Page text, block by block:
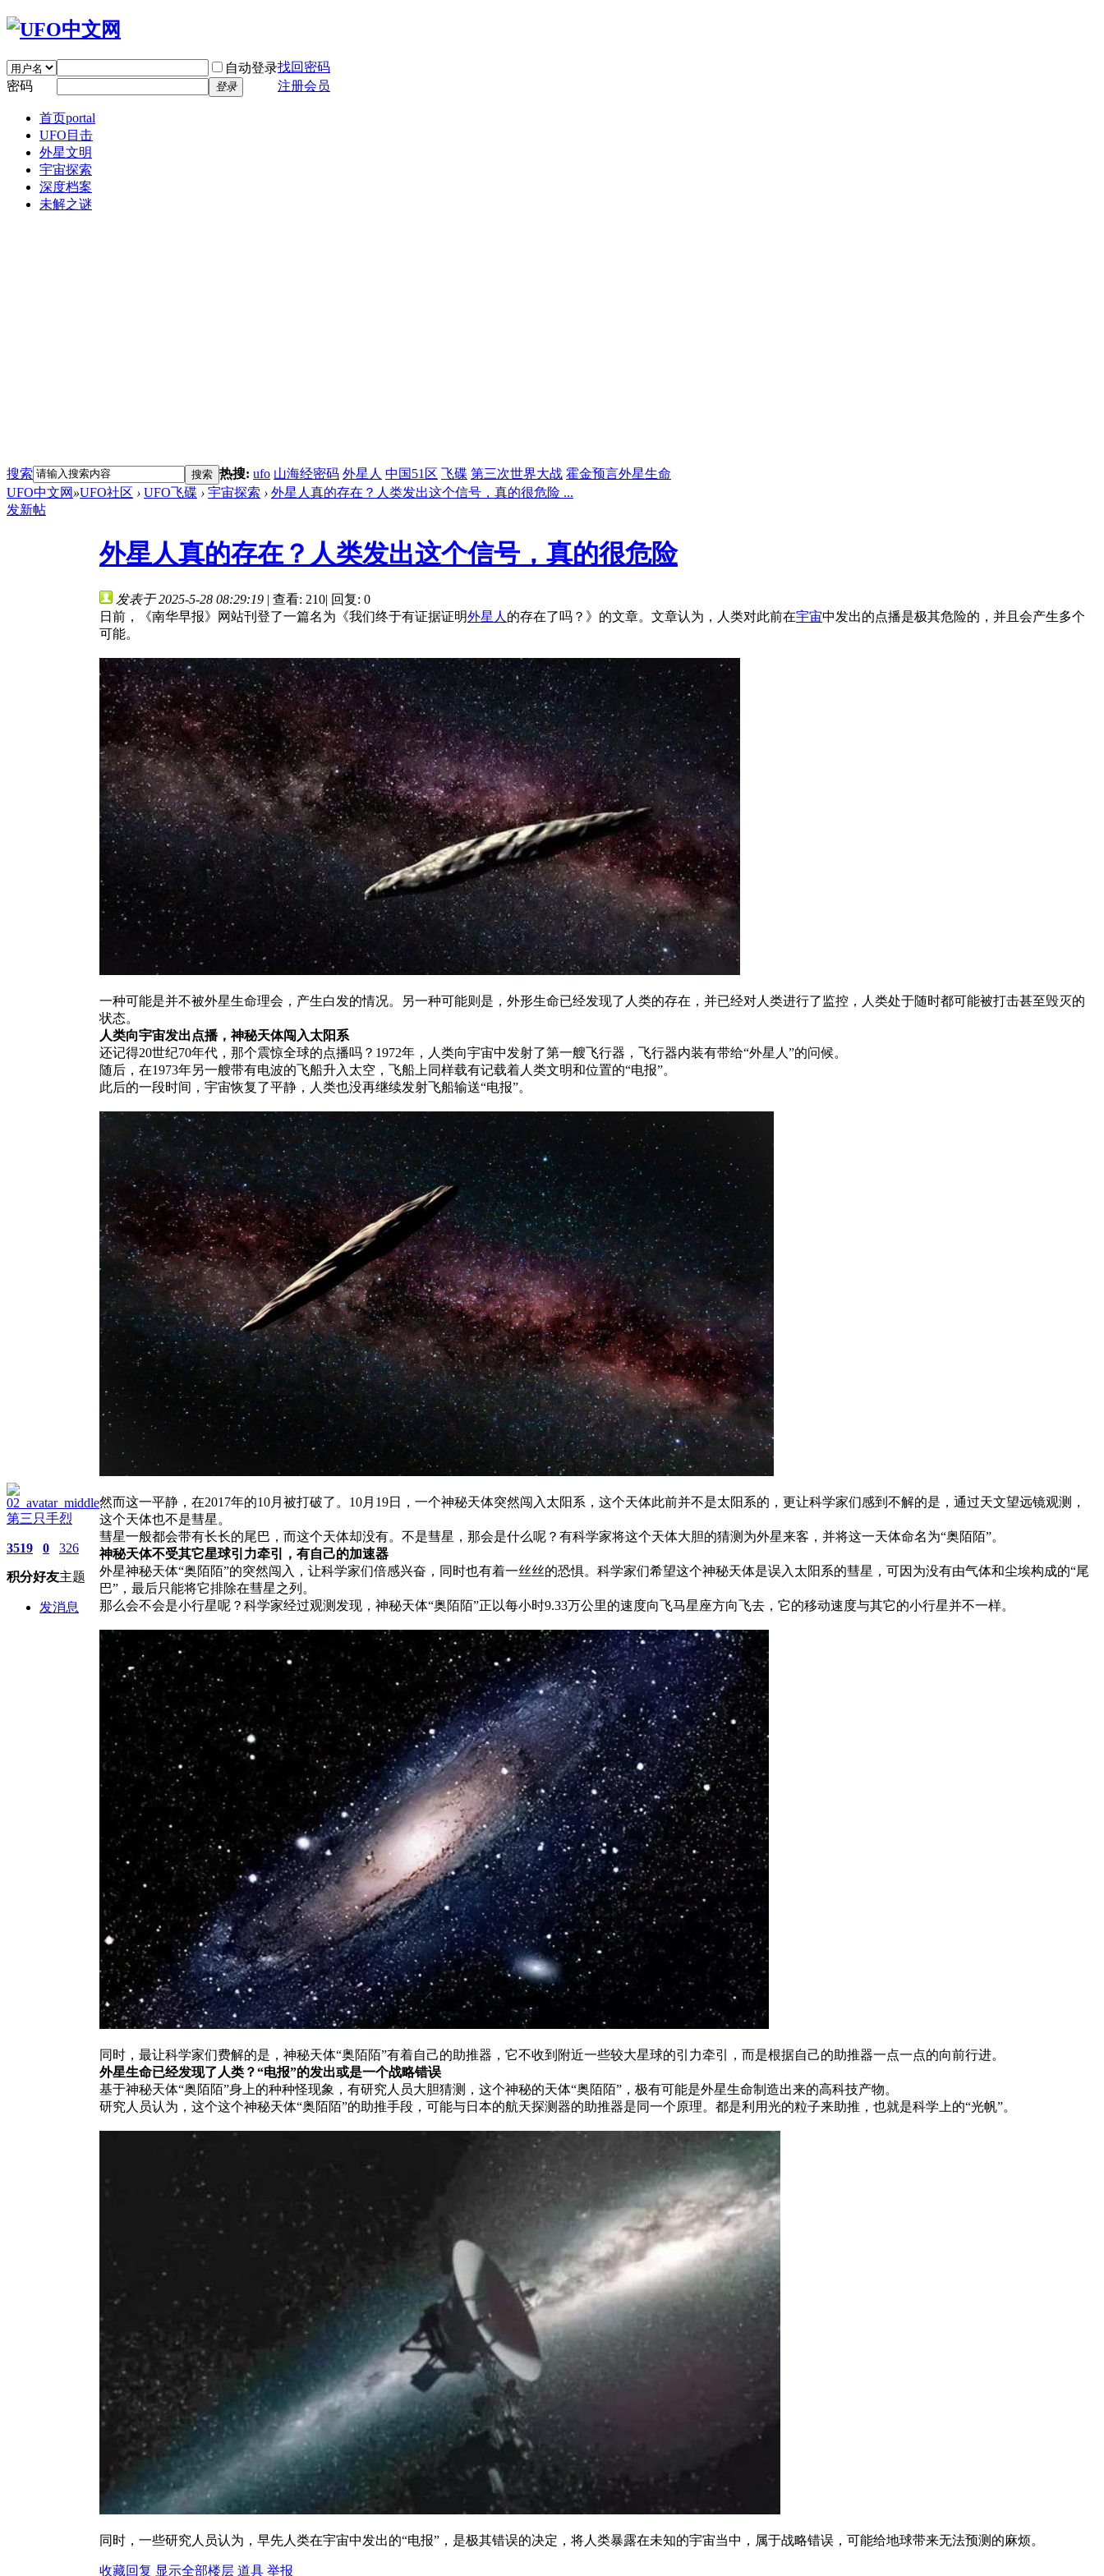
自动登录找回密码
密码
登录 注册会员
首页portal
UFO目击
外星文明
宇宙探索
深度档案
未解之谜
搜索 搜索 热搜: ufo 山海经密码 外星人 中国51区 飞碟 第三次世界大战 霍金预言外星生命
UFO中文网 »UFO社区 › UFO飞碟 › 宇宙探索 › 外星人真的存在？人类发出这个信号，真的很危险 ...
发新帖
第三只手烈
3519
积分
0
好友
326
主题
发消息
外星人真的存在？人类发出这个信号，真的很危险
发表于 2025-5-28 08:29:19 | 查看: 210| 回复: 0
日前，《南华早报》网站刊登了一篇名为《我们终于有证据证明外星人 的存在了吗？》的文章。文章认为，人类对此前在宇宙中发出的点播是极其危险的，并且会产生多个
可能。
一种可能是并不被外星生命理会，产生白发的情况。另一种可能则是，外形生命已经发现了人类的存在，并已经对人类进行了监控，人类处于随时都可能被打击甚至毁灭的
状态。
人类向宇宙发出点播，神秘天体闯入太阳系
还记得20世纪70年代，那个震惊全球的点播吗？1972年，人类向宇宙中发射了第一艘飞行器，飞行器内装有带给“外星人”的问候。
随后，在1973年另一艘带有电波的飞船升入太空，飞船上同样载有记载着人类文明和位置的“电报”。
此后的一段时间，宇宙恢复了平静，人类也没再继续发射飞船输送“电报”。
然而这一平静，在2017年的10月被打破了。10月19日，一个神秘天体突然闯入太阳系，这个天体此前并不是太阳系的，更让科学家们感到不解的是，通过天文望远镜观测，
这个天体也不是彗星。
彗星一般都会带有长长的尾巴，而这个天体却没有。不是彗星，那会是什么呢？有科学家将这个天体大胆的猜测为外星来客，并将这一天体命名为“奥陌陌”。
神秘天体不受其它星球引力牵引，有自己的加速器
外星神秘天体“奥陌陌”的突然闯入，让科学家们倍感兴奋，同时也有着一丝丝的恐惧。科学家们希望这个神秘天体是误入太阳系的彗星，可因为没有由气体和尘埃构成的“尾
巴”，最后只能将它排除在彗星之列。
那么会不会是小行星呢？科学家经过观测发现，神秘天体“奥陌陌”正以每小时9.33万公里的速度向飞马星座方向飞去，它的移动速度与其它的小行星并不一样。
同时，最让科学家们费解的是，神秘天体“奥陌陌”有着自己的助推器，它不收到附近一些较大星球的引力牵引，而是根据自己的助推器一点一点的向前行进。
外星生命已经发现了人类？“电报”的发出或是一个战略错误
基于神秘天体“奥陌陌”身上的种种怪现象，有研究人员大胆猜测，这个神秘的天体“奥陌陌”，极有可能是外星生命制造出来的高科技产物。
研究人员认为，这个这个神秘天体“奥陌陌”的助推手段，可能与日本的航天探测器的助推器是同一个原理。都是利用光的粒子来助推，也就是科学上的“光帆”。
同时，一些研究人员认为，早先人类在宇宙中发出的“电报”，是极其错误的决定，将人类暴露在未知的宇宙当中，属于战略错误，可能给地球带来无法预测的麻烦。
收藏回复 显示全部楼层 道具 举报